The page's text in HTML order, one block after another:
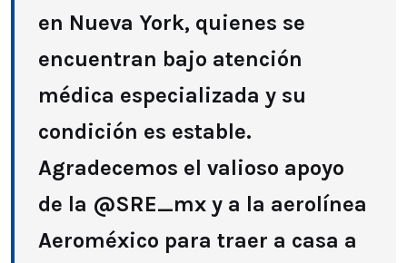
en Nueva York, quienes se
encuentran bajo atención
médica especializada y su
condición es estable.
Agradecemos el valioso apoyo
de la @SRE_mx y a la aerolínea
Aeroméxico para traer a casa a